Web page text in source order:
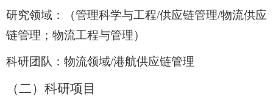
研究领域：（管理科学与工程/供应链管理/物流供应
链管理；物流工程与管理）
科研团队：物流领域/港航供应链管理
（二） 科研项目